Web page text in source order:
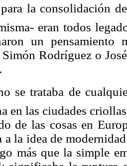
la consolidación
eran todos
un pensamiento
Rodríguez o
se trataba de
en las ciudades
de las cosas en
a la idea de
más que la simple